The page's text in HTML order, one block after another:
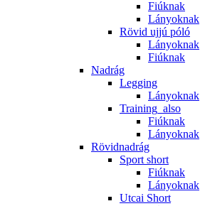
Fiúknak
Lányoknak
Rövid ujjú póló
Lányoknak
Fiúknak
Nadrág
Legging
Lányoknak
Training_also
Fiúknak
Lányoknak
Rövidnadrág
Sport short
Fiúknak
Lányoknak
Utcai Short